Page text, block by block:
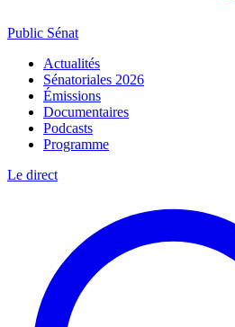
Public Sénat
Actualités
Sénatoriales 2026
Émissions
Documentaires
Podcasts
Programme
Le direct